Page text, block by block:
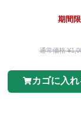
期間
通常価格
カゴに入れ